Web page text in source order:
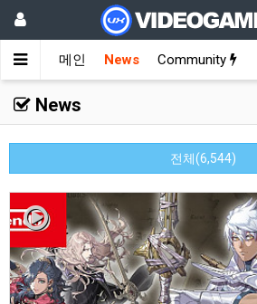
메인 News Community
News
전체(6,544)